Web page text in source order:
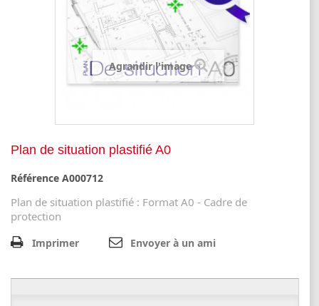
Agrandir l'image
Plan de situation plastifié A0
Référence A000712
Plan de situation plastifié : Format A0 - Cadre de
protection
Imprimer Envoyer à un ami